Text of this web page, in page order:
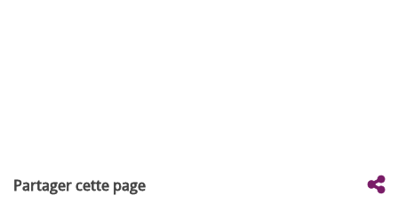
Partager cette page